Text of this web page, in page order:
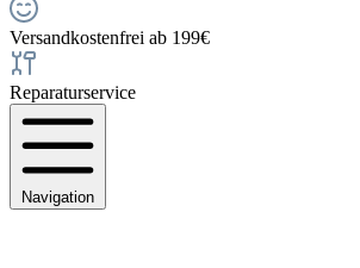
Versandkostenfrei ab 199€
Reparaturservice
Navigation